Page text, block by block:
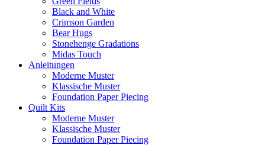
Black and White
Crimson Garden
Bear Hugs
Stonehenge Gradations
Midas Touch
Anleitungen
Moderne Muster
Klassische Muster
Foundation Paper Piecing
Quilt Kits
Moderne Muster
Klassische Muster
Foundation Paper Piecing